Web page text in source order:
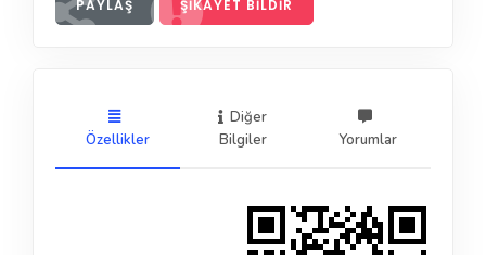
PAYLAŞ ŞIKAYET BILDIR
Özellikler
Diğer
Bilgiler
Yorumlar